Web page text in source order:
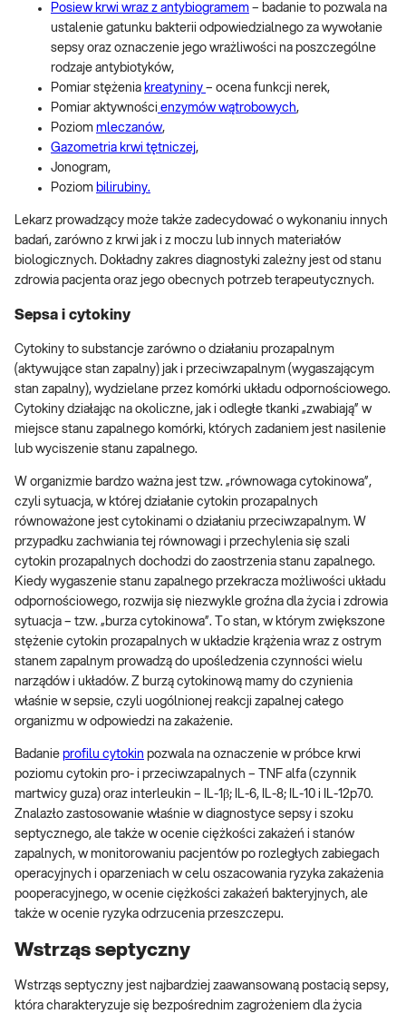
Posiew krwi wraz z antybiogramem – badanie to pozwala na
ustalenie gatunku bakterii odpowiedzialnego za wywołanie
sepsy oraz oznaczenie jego wrażliwości na poszczególne
rodzaje antybiotyków,
Pomiar stężenia kreatyniny – ocena funkcji nerek,
Pomiar aktywności enzymów wątrobowych,
Poziom mleczanów,
Gazometria krwi tętniczej,
Jonogram,
Poziom bilirubiny.
Lekarz prowadzący może także zadecydować o wykonaniu innych
badań, zarówno z krwi jak i z moczu lub innych materiałów
biologicznych. Dokładny zakres diagnostyki zależny jest od stanu
zdrowia pacjenta oraz jego obecnych potrzeb terapeutycznych.
Sepsa i cytokiny
Cytokiny to substancje zarówno o działaniu prozapalnym
(aktywujące stan zapalny) jak i przeciwzapalnym (wygaszającym
stan zapalny), wydzielane przez komórki układu odpornościowego.
Cytokiny działając na okoliczne, jak i odległe tkanki „zwabiają” w
miejsce stanu zapalnego komórki, których zadaniem jest nasilenie
lub wyciszenie stanu zapalnego.
W organizmie bardzo ważna jest tzw. „równowaga cytokinowa”,
czyli sytuacja, w której działanie cytokin prozapalnych
równoważone jest cytokinami o działaniu przeciwzapalnym. W
przypadku zachwiania tej równowagi i przechylenia się szali
cytokin prozapalnych dochodzi do zaostrzenia stanu zapalnego.
Kiedy wygaszenie stanu zapalnego przekracza możliwości układu
odpornościowego, rozwija się niezwykle groźna dla życia i zdrowia
sytuacja – tzw. „burza cytokinowa”. To stan, w którym zwiększone
stężenie cytokin prozapalnych w układzie krążenia wraz z ostrym
stanem zapalnym prowadzą do upośledzenia czynności wielu
narządów i układów. Z burzą cytokinową mamy do czynienia
właśnie w sepsie, czyli uogólnionej reakcji zapalnej całego
organizmu w odpowiedzi na zakażenie.
Badanie profilu cytokin pozwala na oznaczenie w próbce krwi
poziomu cytokin pro- i przeciwzapalnych – TNF alfa (czynnik
martwicy guza) oraz interleukin – IL-1β; IL-6, IL-8; IL-10 i IL-12p70.
Znalazło zastosowanie właśnie w diagnostyce sepsy i szoku
septycznego, ale także w ocenie ciężkości zakażeń i stanów
zapalnych, w monitorowaniu pacjentów po rozległych zabiegach
operacyjnych i oparzeniach w celu oszacowania ryzyka zakażenia
pooperacyjnego, w ocenie ciężkości zakażeń bakteryjnych, ale
także w ocenie ryzyka odrzucenia przeszczepu.
Wstrząs septyczny
Wstrząs septyczny jest najbardziej zaawansowaną postacią sepsy,
która charakteryzuje się bezpośrednim zagrożeniem dla życia